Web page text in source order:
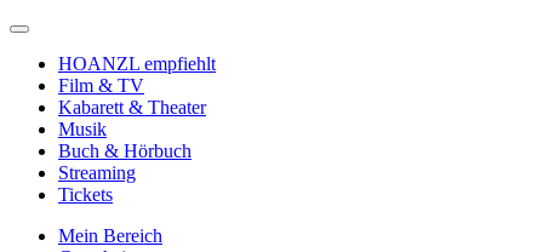
HOANZL empfiehlt
Film & TV
Kabarett & Theater
Musik
Buch & Hörbuch
Streaming
Tickets
Mein Bereich